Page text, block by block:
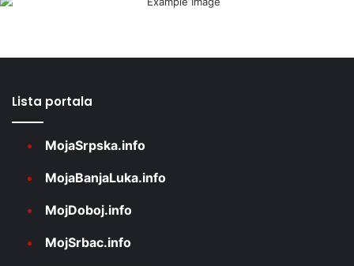
Lista portala
MojaSrpska.info
MojaBanjaLuka.info
MojDoboj.info
MojSrbac.info